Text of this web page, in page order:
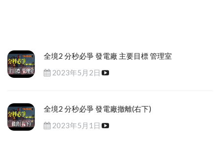
全境2 分秒必爭 發電廠 主要目標 管理室
2023年5月2日
全境2 分秒必爭 發電廠撤離(右下)
2023年5月1日